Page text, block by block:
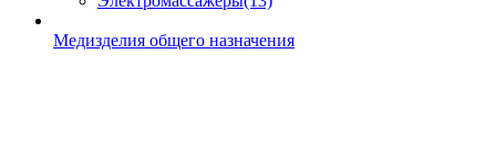
Медизделия общего назначения